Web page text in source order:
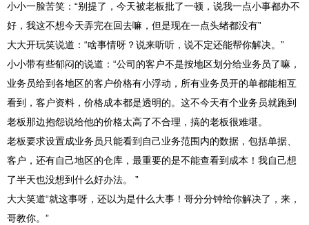
小小一脸苦笑：“别提了，今天被老板批了一顿，说我一点小事都办不
好，我这不想今天弄完在回去嘛，但是现在一点头绪都没有”
大大开玩笑说道：“啥事情呀？说来听听，说不定还能帮你解决。”
小小带有些郁闷的说道：“公司的客户不是按地区划分给业务员了嘛，
业务员给到各地区的客户价格有小浮动，所有业务员开的单都能相互
看到，客户资料，价格成本都是透明的。这不今天有个业务员就跑到
老板那边抱怨说给他的价格太高了不合理，搞的老板很难堪。
老板要求设置成业务员只能看到自己业务范围内的数据，包括单据、
客户，还有自己地区的仓库，最重要的是不能查看到成本！我自己想
了半天也没想到什么好办法。 ”
大大笑道“就这事呀，还以为是什么大事！哥分分钟给你解决了，来，
哥教你。”